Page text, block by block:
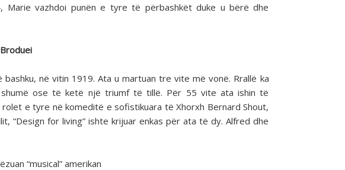
Marie vazhdoi punën e tyre të përbashkët duke u bërë dhe
në vitin 1919. Ata u martuan tre vite më vonë. Rrallë ka
ose të ketë një triumf të tillë. Për 55 vite ata ishin të
e tyre në komeditë e sofistikuara të Xhorxh Bernard Shout,
“Design for living” ishte krijuar enkas për ata të dy. Alfred dhe
“musical” amerikan